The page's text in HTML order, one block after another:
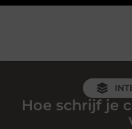
Hoe schrijf je